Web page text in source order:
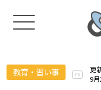
教育・習い事 PR
更
9